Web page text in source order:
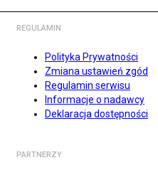
REGULAMIN
Polityka Prywatności
Zmiana ustawień zgód
Regulamin serwisu
Informacje o nadawcy
Deklaracja dostępności
PARTNERZY